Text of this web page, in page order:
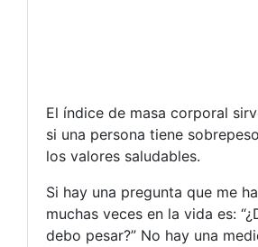
El índice de masa corporal
si una persona tiene
los valores saludables.
Si hay una pregunta que me
muchas veces en la vida es:
debo pesar?” No hay una